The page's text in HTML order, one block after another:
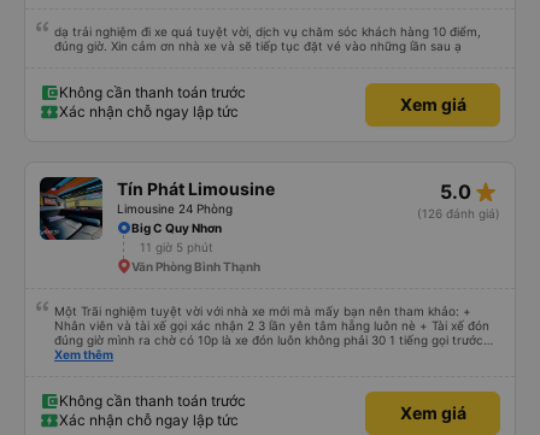
dạ trải nghiệm đi xe quá tuyệt vời, dịch vụ chăm sóc khách hàng 10 điểm,
đúng giờ. Xin cảm ơn nhà xe và sẽ tiếp tục đặt vé vào những lần sau ạ
Không cần thanh toán trước
Xác nhận chỗ ngay lập tức
Xem giá
Tín Phát Limousine
Limousine 24 Phòng
5.0 star_rate
(126 đánh giá)
Big C Quy Nhơn
11 giờ 5 phút
Văn Phòng Bình Thạnh
Một Trãi nghiệm tuyệt vời với nhà xe mới mà mấy bạn nên tham khảo: +
Nhân viên và tài xế gọi xác nhận 2 3 lần yên tâm hẵng luôn nè + Tài xế đón
đúng giờ mình ra chờ có 10p là xe đón luôn không phải 30 1 tiếng gọi trước
đợi cực + Xe mới, xịn, thơm và Đặt biệt là cực kỳ ưng mền gối trên xe luôn
trên không bị vướng chân như các xe khác mình từng đi + Tài xế lơ xe nhiệt
tình hỗ trợ hỏi đón trả cực bao nhiệt tình nhẹ nhàn luôn nha + Trên xe còn
có bánh nước, khăn lạnh. Tới trạm tài xế còn tinh ý chuẩn bị thêm khăn lạnh
Xem thêm
Không cần thanh toán trước
Xác nhận chỗ ngay lập tức
Xem giá